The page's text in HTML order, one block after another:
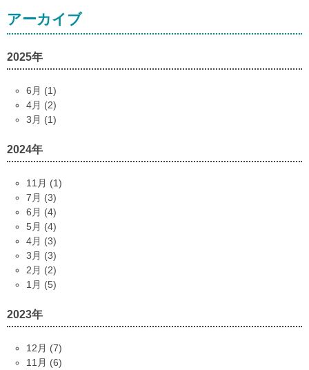
アーカイブ
2025年
6月 (1)
4月 (2)
3月 (1)
2024年
11月 (1)
7月 (3)
6月 (4)
5月 (4)
4月 (3)
3月 (3)
2月 (2)
1月 (5)
2023年
12月 (7)
11月 (6)